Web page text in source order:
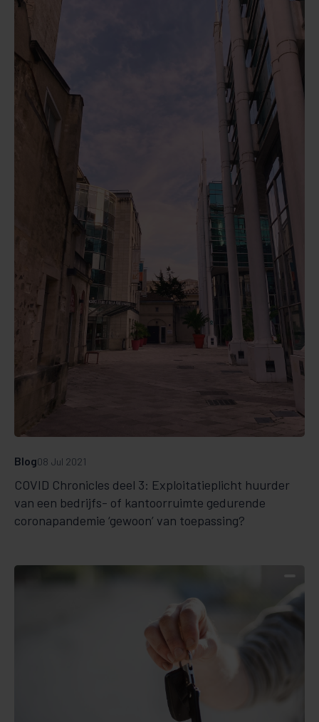
COVID Chronicles deel 3: Exploitatieplicht huurder
van een bedrijfs- of kantoorruimte gedurende
coronapandemie ‘gewoon’ van toepassing?
Blog08 Jul 2021